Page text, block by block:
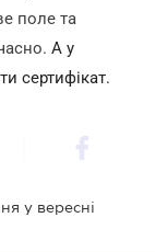
поле та
А у
сертифікат.
у вересні